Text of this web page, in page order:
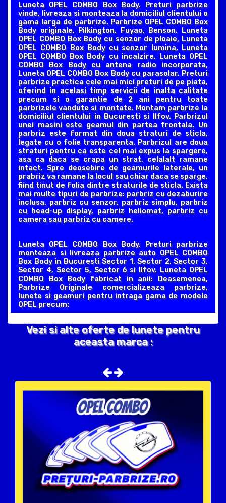
Luneta OPEL COMBO Box Body. Preturi parbrize
vinde, livreaza si monteaza la domiciliul clientului o
gama larga de parbrize. Parbrize OPEL COMBO Box
Body originale, Pilkington, Fuyao, Benson. Luneta
OPEL COMBO Box Body cu senzor de ploaie, Luneta
OPEL COMBO Box Body cu senzor lumina, Luneta
OPEL COMBO Box Body cu incalzire, Luneta OPEL
COMBO Box Body cu antena radio incorporata,
Luneta OPEL COMBO Box Body cu parasolar. Preturi
parbrize practica cele mai mici preturi de pe piata,
oferind in acelasi timp servicii de inalta calitate
precum si o garantie de 2 ani pentru toate
parbrizele vandute si montate. Montam parbrize la
domiciliul clientului in Bucuresti si Ilfov. Parbrizul
unei masini este geamul din partea frontala. Un
parbriz este format din doua straturi de sticla,
legate cu o folie transparenta. Parbrizul are doua
straturi pentru ca este cel mai expus la spargere,
asa ca daca se crapa un strat, celalalt ramane
intact. Spre deosebire de geamurile laterale, un
prabriz va ramane la locul sau chiar daca se sparge,
fiind tinut de folia dintre straturile de sticla. Exista
mai multe tipuri de parbrize: parbriz cu dezaburire
inclusa, parbriz cu senzor, parbriz simplu, parbriz
cu head-up display, parbriz heliomat, parbriz cu
camera sau parbriz cu camere.
Luneta OPEL COMBO Box Body. Preturi parbrize
monteaza si livreaza parbrize auto OPEL COMBO
Box Body in Bucuresti Sector 1, Sector 2, Sector 3,
Sector 4, Sector 5, Sector 6 si Ilfov. Luneta OPEL
COMBO Box Body fabricat in anii: Deasemenea,
Parbrize Originale comercializeaza parbrize,
lunete si geamuri pentru intraga gama de modele
OPEL precum:
Vezi si alte oferte de lunete pentru
aceasta marca :